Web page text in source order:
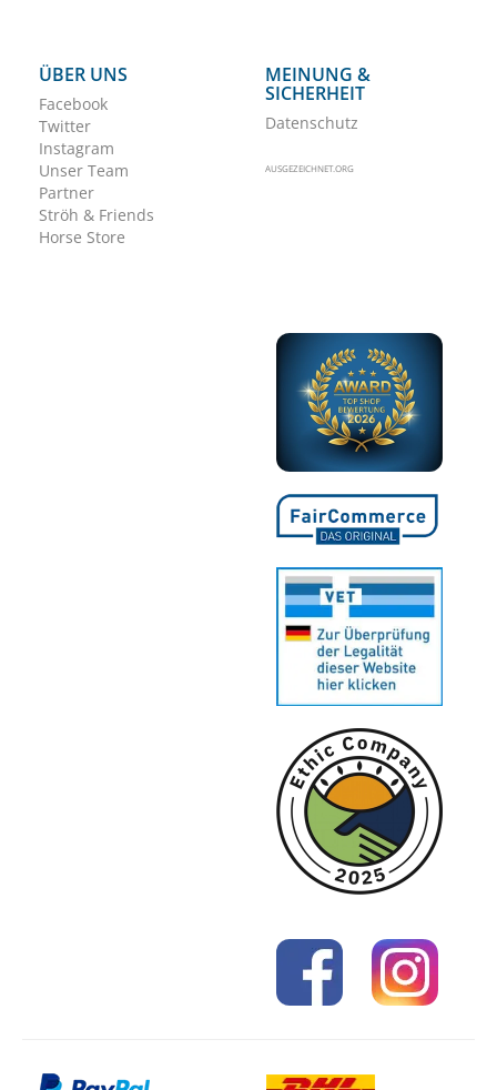
ÜBER UNS
Facebook
Twitter
Instagram
Unser Team
Partner
Ströh & Friends
Horse Store
MEINUNG &
SICHERHEIT
Datenschutz
AUSGEZEICHNET.ORG